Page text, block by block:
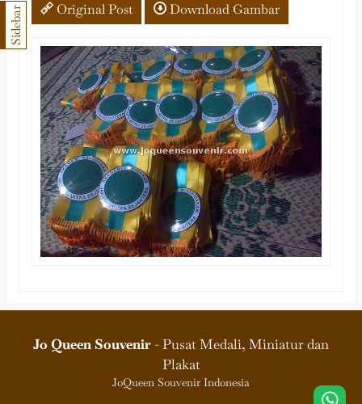
Original Post Download Gambar
Sidebar
Jo Queen Souvenir - Pusat Medali, Miniatur dan
Plakat
JoQueen Souvenir Indonesia